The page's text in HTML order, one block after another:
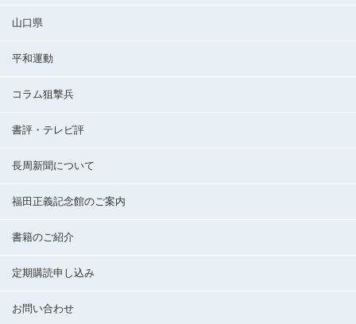
山口県
平和運動
コラム狙撃兵
書評・テレビ評
長周新聞について
福田正義記念館のご案内
書籍のご紹介
定期購読申し込み
お問い合わせ